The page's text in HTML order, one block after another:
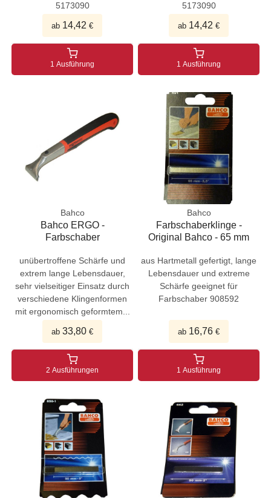
5173090
ab 14,42 €
1 Ausführung
5173090
ab 14,42 €
1 Ausführung
Bahco
Bahco ERGO -
Farbschaber
unübertroffene Schärfe und
extrem lange Lebensdauer,
sehr vielseitiger Einsatz durch
verschiedene Klingenformen
mit ergonomisch geformtem...
ab 33,80 €
2 Ausführungen
Bahco
Farbschaberklinge -
Original Bahco - 65 mm
aus Hartmetall gefertigt, lange
Lebensdauer und extreme
Schärfe geeignet für
Farbschaber 908592
ab 16,76 €
1 Ausführung